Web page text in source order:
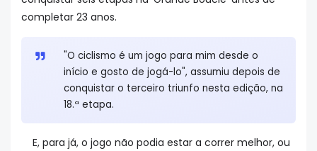
completar 23 anos.
"O ciclismo é um jogo para mim desde o
início e gosto de jogá-lo", assumiu depois de
conquistar o terceiro triunfo nesta edição, na
18.ª etapa.
E, para já, o jogo não podia estar a correr melhor, ou